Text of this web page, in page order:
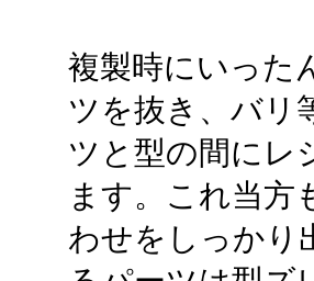
複製時にいった
ツを抜き、バリ
ツと型の間にレ
ます。これ当方
わせをしっかり